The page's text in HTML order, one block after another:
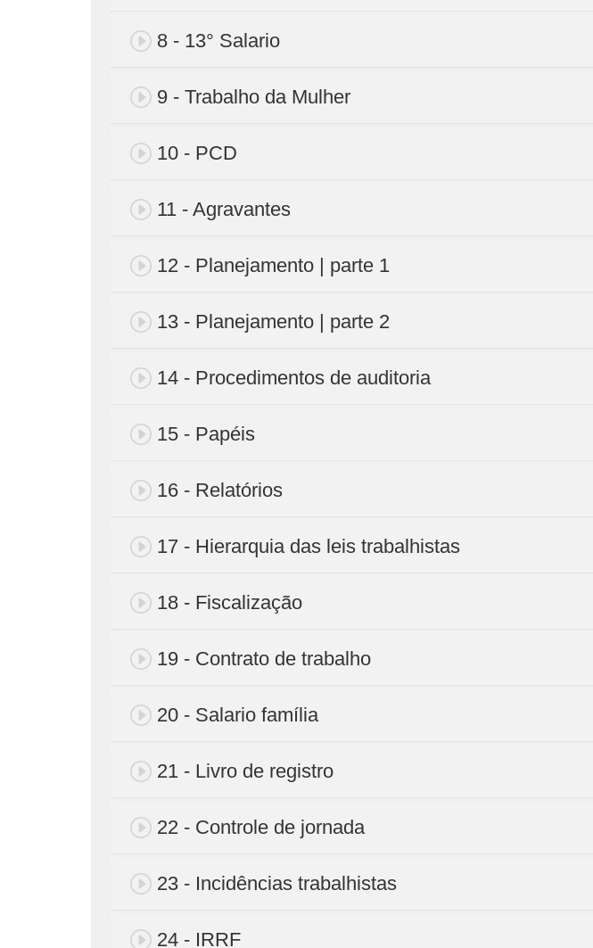
8 - 13° Salario
9 - Trabalho da Mulher
10 - PCD
11 - Agravantes
12 - Planejamento | parte 1
13 - Planejamento | parte 2
14 - Procedimentos de auditoria
15 - Papéis
16 - Relatórios
17 - Hierarquia das leis trabalhistas
18 - Fiscalização
19 - Contrato de trabalho
20 - Salario família
21 - Livro de registro
22 - Controle de jornada
23 - Incidências trabalhistas
24 - IRRF